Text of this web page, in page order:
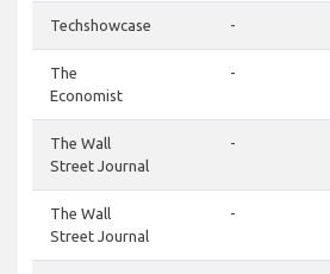
Techshowcase -
The
Economist
-
The Wall
Street Journal
-
The Wall
Street Journal
-